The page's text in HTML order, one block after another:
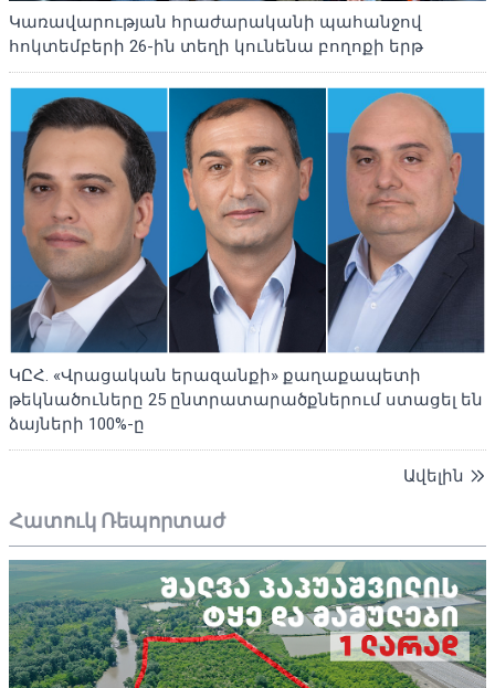
Կառավարության հրաժարականի պահանջով
հոկտեմբերի 26-ին տեղի կունենա բողոքի երթ
ԿԸՀ. «Վրացական երազանքի» քաղաքապետի
թեկնածուները 25 ընտրատարածքներում ստացել են
ձայների 100%-ը
Ավելին
Հատուկ Ռեպորտաժ